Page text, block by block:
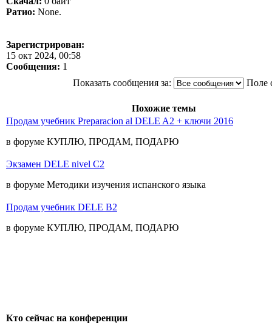
Ратио: None.
Зарегистрирован:
15 окт 2024, 00:58
Сообщения: 1
Показать сообщения за: Поле
Похожие темы
Продам учебник Preparacion al DELE A2 + ключи 2016
в форуме КУПЛЮ, ПРОДАМ, ПОДАРЮ
Экзамен DELE nivel C2
в форуме Методики изучения испанского языка
Продам учебник DELE B2
в форуме КУПЛЮ, ПРОДАМ, ПОДАРЮ
Кто сейчас на конференции